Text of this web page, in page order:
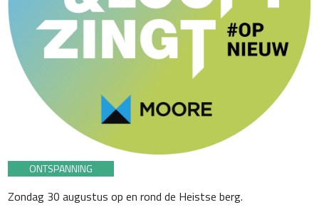
ONTSPANNING
Zondag 30 augustus op en rond de Heistse berg.